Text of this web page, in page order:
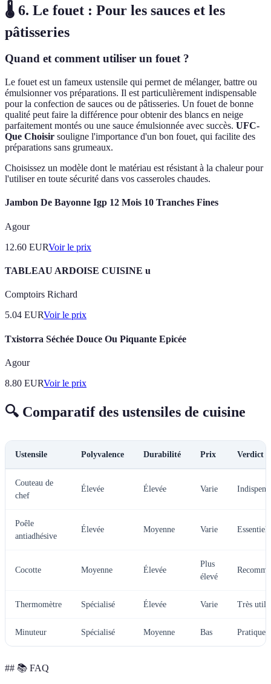
🌡️ 6. Le fouet : Pour les sauces et les
pâtisseries
Quand et comment utiliser un fouet ?
Le fouet est un fameux ustensile qui permet de mélanger, battre ou
émulsionner vos préparations. Il est particulièrement indispensable
pour la confection de sauces ou de pâtisseries. Un fouet de bonne
qualité peut faire la différence pour obtenir des blancs en neige
parfaitement montés ou une sauce émulsionnée avec succès. UFC-
Que Choisir souligne l'importance d'un bon fouet, qui facilite des
préparations sans grumeaux.
Choisissez un modèle dont le matériau est résistant à la chaleur pour
l'utiliser en toute sécurité dans vos casseroles chaudes.
Jambon De Bayonne Igp 12 Mois 10 Tranches Fines
Agour
12.60 EURVoir le prix
TABLEAU ARDOISE CUISINE u
Comptoirs Richard
5.04 EURVoir le prix
Txistorra Séchée Douce Ou Piquante Epicée
Agour
8.80 EURVoir le prix
🔍 Comparatif des ustensiles de cuisine
Ustensile Polyvalence Durabilité Prix Verdict
Couteau de
chef
Élevée Élevée Varie
Poêle
antiadhésive
Élevée Moyenne Varie Essentiel
Cocotte Moyenne Élevée
Plus
élevé
Thermomètre Spécialisé Élevée Varie Très utile
Minuteur Spécialisé Moyenne Bas Pratique
## 📚 FAQ